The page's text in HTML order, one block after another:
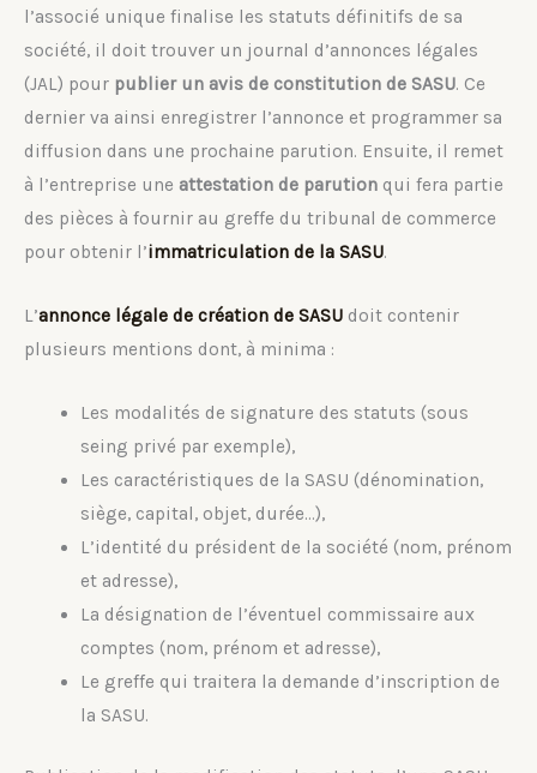
l’associé unique finalise les statuts définitifs de sa
société, il doit trouver un journal d’annonces légales
(JAL) pour publier un avis de constitution de SASU. Ce
dernier va ainsi enregistrer l’annonce et programmer sa
diffusion dans une prochaine parution. Ensuite, il remet
à l’entreprise une attestation de parution qui fera partie
des pièces à fournir au greffe du tribunal de commerce
pour obtenir l’immatriculation de la SASU.
L’annonce légale de création de SASU doit contenir
plusieurs mentions dont, à minima :
Les modalités de signature des statuts (sous
seing privé par exemple),
Les caractéristiques de la SASU (dénomination,
siège, capital, objet, durée…),
L’identité du président de la société (nom, prénom
et adresse),
La désignation de l’éventuel commissaire aux
comptes (nom, prénom et adresse),
Le greffe qui traitera la demande d’inscription de
la SASU.